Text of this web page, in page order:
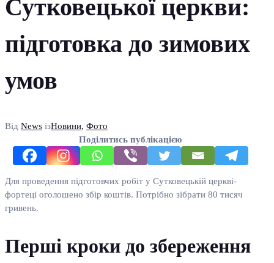
Сутковецької церкви:
підготовка до зимових
умов
Від News ізНовини, Фото
Поділитись публікацією
Для проведення підготовчих робіт у Сутковецькій церкві-
фортеці оголошено збір коштів. Потрібно зібрати 80 тисяч
гривень.
Перші кроки до збереження